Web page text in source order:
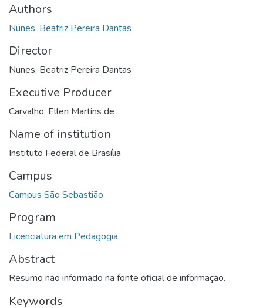
Authors
Nunes, Beatriz Pereira Dantas
Director
Nunes, Beatriz Pereira Dantas
Executive Producer
Carvalho, Ellen Martins de
Name of institution
Instituto Federal de Brasília
Campus
Campus São Sebastião
Program
Licenciatura em Pedagogia
Abstract
Resumo não informado na fonte oficial de informação.
Keywords